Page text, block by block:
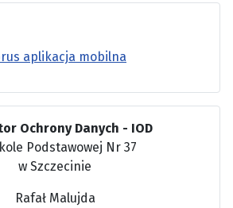
aplikacja mobilna
Ochrony Danych - IOD
Podstawowej Nr 37
w Szczecinie
Rafał Malujda